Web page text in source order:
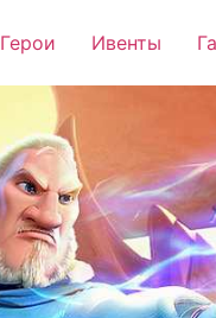
Герои Ивенты